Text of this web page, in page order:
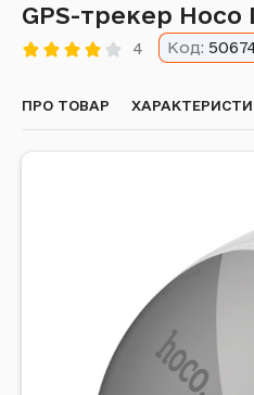
GPS-трекер
4 Код:
ПРО ТОВАР